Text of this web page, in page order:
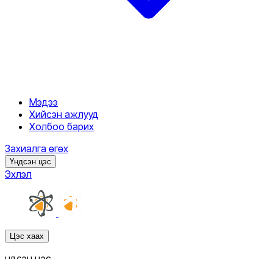
Мэдээ
Хийсэн ажлууд
Холбоо барих
Захиалга өгөх
Үндсэн цэс
Эхлэл
Цэс хаах